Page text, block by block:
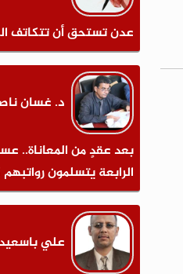
عدن تستحق أن تتكاتف
د. غسان
بعد عقدٍ من المعاناة..
الرابعة يتسلمون
علي